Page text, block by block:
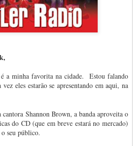
a minha favorita na cidade. Estou falando
vez eles estarão se apresentando em aqui, na
cantora Shannon Brown, a banda aproveita o
do CD (que em breve estará no mercado)
seu público.